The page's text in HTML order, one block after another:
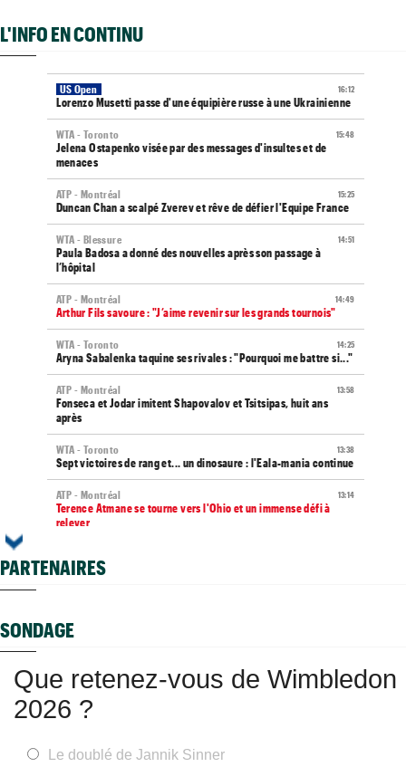
L'INFO EN CONTINU
16:12
US Open
Lorenzo Musetti passe d'une équipière russe à une Ukrainienne
15:48
WTA - Toronto
Jelena Ostapenko visée par des messages d'insultes et de
menaces
15:25
ATP - Montréal
Duncan Chan a scalpé Zverev et rêve de défier l'Equipe France
14:51
WTA - Blessure
Paula Badosa a donné des nouvelles après son passage à
l’hôpital
14:49
ATP - Montréal
Arthur Fils savoure : "J’aime revenir sur les grands tournois"
14:25
WTA - Toronto
Aryna Sabalenka taquine ses rivales : "Pourquoi me battre si..."
13:58
ATP - Montréal
Fonseca et Jodar imitent Shapovalov et Tsitsipas, huit ans
après
13:38
WTA - Toronto
Sept victoires de rang et... un dinosaure : l'Eala-mania continue
13:14
ATP - Montréal
Terence Atmane se tourne vers l'Ohio et un immense défi à
relever
Amanda Anisimova : "J'essaie de retrouver le plaisir..."
1000
ATP / WTA
Tous les programmes et résultats du samedi 8 août 2026
Istanbul (CH)
Deux Français peuvent se retrouver en finale en Turquie
PARTENAIRES
SONDAGE
Que retenez-vous de Wimbledon
2026 ?
Le doublé de Jannik Sinner